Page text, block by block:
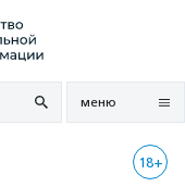
меню
18+